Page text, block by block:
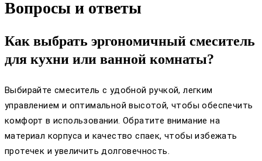
Вопросы и ответы
Как выбрать эргономичный смеситель
для кухни или ванной комнаты?
Выбирайте смеситель с удобной ручкой, легким
управлением и оптимальной высотой, чтобы обеспечить
комфорт в использовании. Обратите внимание на
материал корпуса и качество спаек, чтобы избежать
протечек и увеличить долговечность.